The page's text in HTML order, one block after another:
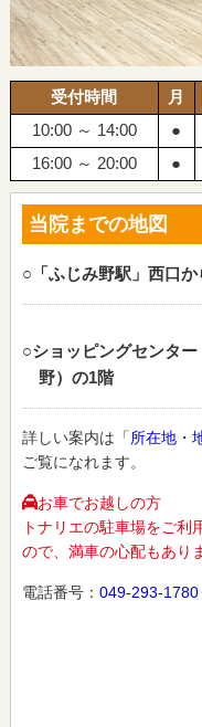
受付時間 月
10:00 ～ 14:00
●
16:00 ～ 20:00
●
当院までの地図
○「ふじみ野駅」西口か
○ショッピングセンタ
野）の1階
詳しい案内は「所在地・
ご覧になれます。
お車でお越しの方
トナリエの駐車場をご利
ので、満車の心配もあり
電話番号： 049-293-1780